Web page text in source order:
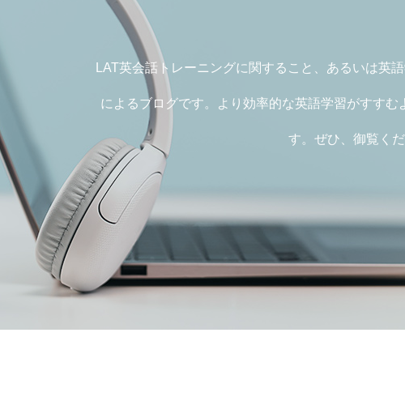
LAT英会話トレーニングに関すること、あるいは英
によるブログです。より効率的な英語学習がすすむ
す。ぜひ、御覧くだ